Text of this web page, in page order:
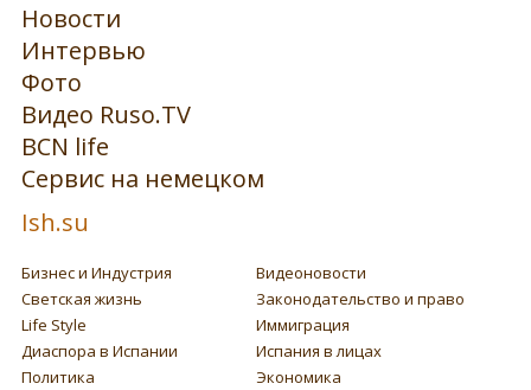
Новости
Интервью
Фото
Видео Ruso.TV
BCN life
Сервис на немецком
Ish.su
Бизнес и Индустрия
Видеоновости
Светская жизнь
Законодательство и право
Life Style
Иммиграция
Диаспора в Испании
Испания в лицах
Политика
Экономика